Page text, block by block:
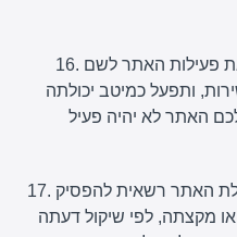
16. הנהלת האתר רשאית להשעות את פעילות האתר לשם
ותפעל כמיטב יכולתה
17. מבלי לגרוע מן האמור לעיל, הנהלת האתר רשאית להפסיק
מקצתה, לפי שיקול דעתה